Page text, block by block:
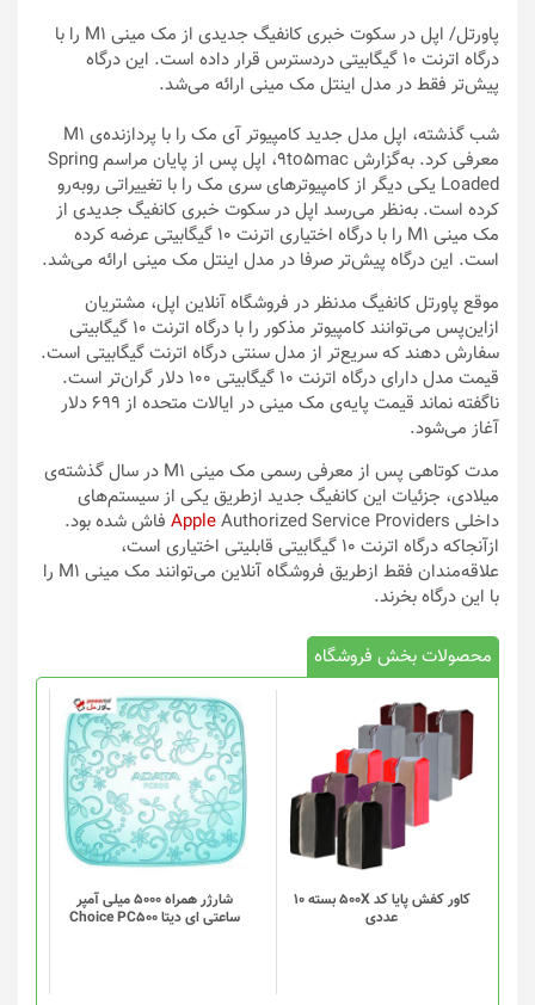
پاورتل
/ اپل در سکوت خبری کانفیگ جدیدی از مک مینی M1 را با
درگاه اترنت ۱۰ گیگابیتی دردسترس قرار داده است. این درگاه
پیش‌تر فقط در مدل اینتل مک مینی ارائه می‌شد.
شب گذشته، اپل مدل جدید کامپیوتر آی مک را با پردازنده‌ی M1
معرفی کرد. به‌گزارش 9to5mac، اپل پس از پایان مراسم Spring
Loaded یکی دیگر از کامپیوترهای سری مک را با تغییراتی روبه‌رو
کرده است. به‌نظر می‌رسد اپل در سکوت خبری کانفیگ جدیدی از
مک مینی M1 را با درگاه اختیاری اترنت ۱۰ گیگابیتی عرضه کرده
است. این درگاه پیش‌تر صرفا در مدل اینتل مک مینی ارائه می‌شد.
موقع پاورتل کانفیگ مدنظر در فروشگاه آنلاین اپل،‌ مشتریان
از‌این‌پس می‌توانند کامپیوتر مذکور را با درگاه اترنت ۱۰ گیگابیتی
سفارش دهند که سریع‌تر از مدل سنتی درگاه اترنت گیگابیتی است.
قیمت مدل دارای درگاه اترنت ۱۰ گیگابیتی ۱۰۰ دلار گران‌تر است.
ناگفته نماند قیمت پایه‌ی مک مینی در ایالات متحده از ۶۹۹ دلار
آغاز می‌شود.
مدت کوتاهی پس از معرفی رسمی مک مینی M1 در سال گذشته‌ی
میلادی، جزئیات این کانفیگ جدید ازطریق یکی از سیستم‌های
داخلی
Apple Authorized Service Providers فاش شده بود.
ازآنجاکه درگاه اترنت ۱۰ گیگابیتی قابلیتی اختیاری است،
علاقه‌مندان فقط ازطریق فروشگاه آنلاین می‌توانند مک مینی M1 را
با این درگاه بخرند.
محصولات بخش فروشگاه
کاور کفش پایا کد 500X بسته 10
عددی
شارژر همراه 5000 میلی آمپر
ساعتی ای دیتا Choice PC500